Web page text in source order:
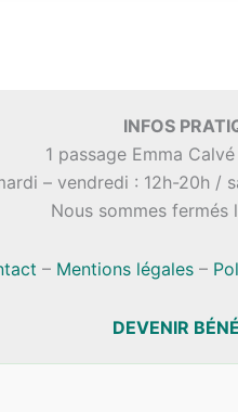
INFOS
1 passage Emma Calvé
– vendredi : 12h-20h /
Nous sommes fermés
– Mentions légales–
DEVENIR